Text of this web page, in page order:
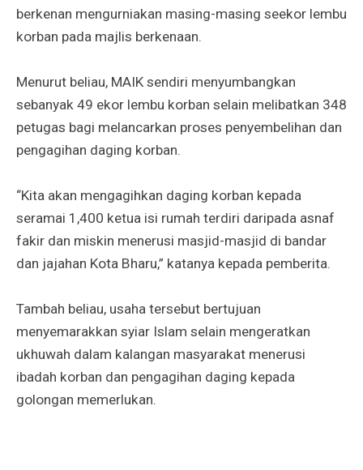
berkenan mengurniakan masing-masing seekor lembu
korban pada majlis berkenaan.
Menurut beliau, MAIK sendiri menyumbangkan
sebanyak 49 ekor lembu korban selain melibatkan 348
petugas bagi melancarkan proses penyembelihan dan
pengagihan daging korban.
“Kita akan mengagihkan daging korban kepada
seramai 1,400 ketua isi rumah terdiri daripada asnaf
fakir dan miskin menerusi masjid-masjid di bandar
dan jajahan Kota Bharu,” katanya kepada pemberita.
Tambah beliau, usaha tersebut bertujuan
menyemarakkan syiar Islam selain mengeratkan
ukhuwah dalam kalangan masyarakat menerusi
ibadah korban dan pengagihan daging kepada
golongan memerlukan.